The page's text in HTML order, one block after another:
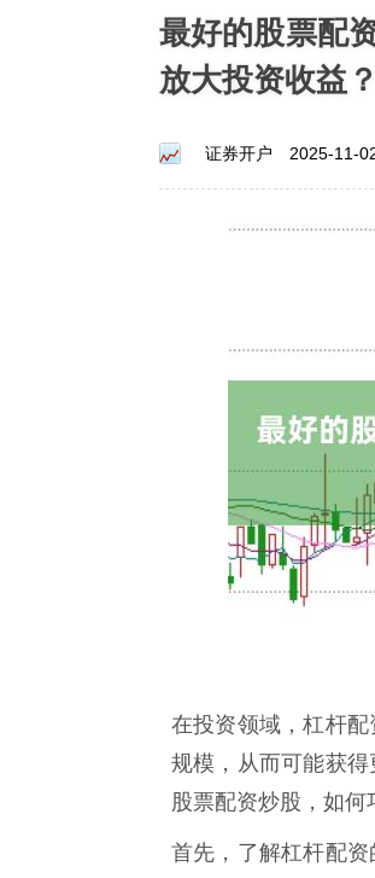
最好的股票配
放大投资收益？
证券开户 2025-11-
在投资领域，杠杆
规模，从而可能获
股票配资炒股，如何
首先，了解杠杆配